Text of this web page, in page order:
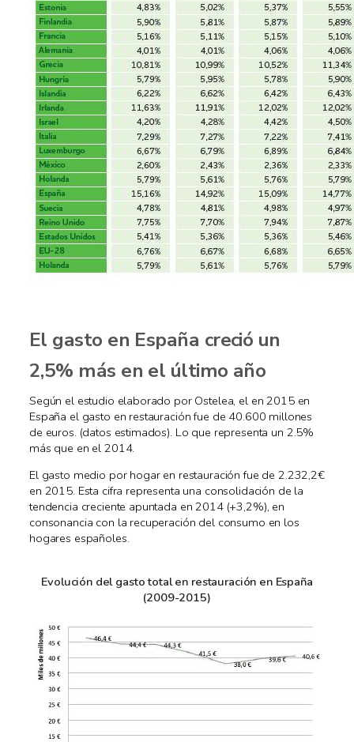
El gasto en España creció un
2,5% más en el último año
Según el estudio elaborado por Ostelea, el en 2015 en
España el gasto en restauración fue de 40.600 millones
de euros. (datos estimados). Lo que representa un 2.5%
más que en el 2014.
El gasto medio por hogar en restauración fue de 2.232,2€
en 2015. Esta cifra representa una consolidación de la
tendencia creciente apuntada en 2014 (+3,2%), en
consonancia con la recuperación del consumo en los
hogares españoles.
Evolución del gasto total en restauración en España
(2009-2015)